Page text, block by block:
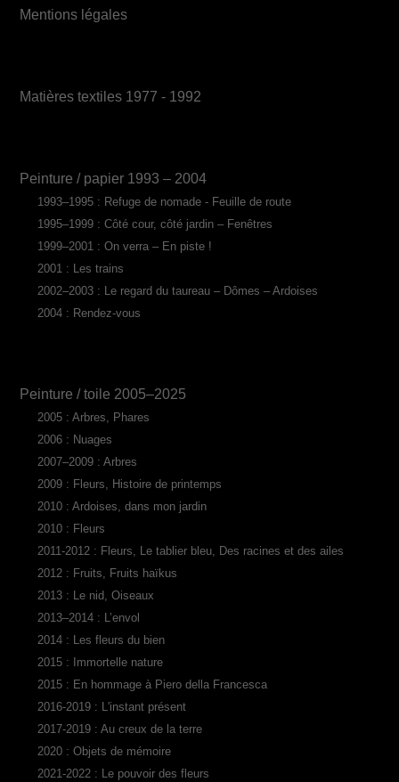
Mentions légales
Matières textiles 1977 - 1992
Peinture / papier 1993 – 2004
1993–1995 : Refuge de nomade - Feuille de route
1995–1999 : Côté cour, côté jardin – Fenêtres
1999–2001 : On verra – En piste !
2001 : Les trains
2002–2003 : Le regard du taureau – Dômes – Ardoises
2004 : Rendez-vous
Peinture / toile 2005–2025
2005 : Arbres, Phares
2006 : Nuages
2007–2009 : Arbres
2009 : Fleurs, Histoire de printemps
2010 : Ardoises, dans mon jardin
2010 : Fleurs
2011-2012 : Fleurs, Le tablier bleu, Des racines et des ailes
2012 : Fruits, Fruits haïkus
2013 : Le nid, Oiseaux
2013–2014 : L’envol
2014 : Les fleurs du bien
2015 : Immortelle nature
2015 : En hommage à Piero della Francesca
2016-2019 : L'instant présent
2017-2019 : Au creux de la terre
2020 : Objets de mémoire
2021-2022 : Le pouvoir des fleurs